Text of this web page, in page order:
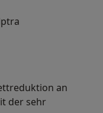
an
der sehr